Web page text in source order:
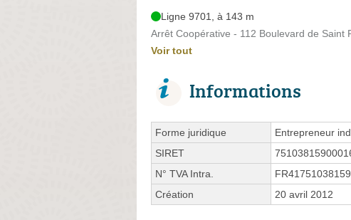
Ligne 9701, à 143 m
Arrêt Coopérative - 112 Boulevard de Saint
Voir tout
Informations
Forme juridique
Entrepreneur
SIRET
N° TVA Intra.
FR41751038159
Création
20 avril 2012